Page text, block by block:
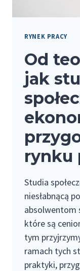
RYNEK PRACY
Od
jak
rynku
Studia
niesłabnącą
absolwentom
które są
tym
ramach tych
praktyki,